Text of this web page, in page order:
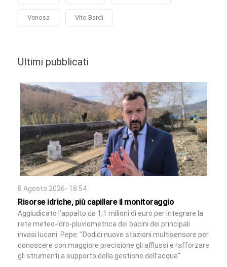
Venosa Vito Bardi
Ultimi pubblicati
8 Agosto 2026- 18:54
Risorse idriche, più capillare il monitoraggio
Aggiudicato l’appalto da 1,1 milioni di euro per integrare la
rete meteo-idro-pluviometrica dei bacini dei principali
invasi lucani. Pepe: “Dodici nuove stazioni multisensore per
conoscere con maggiore precisione gli afflussi e rafforzare
gli strumenti a supporto della gestione dell’acqua”